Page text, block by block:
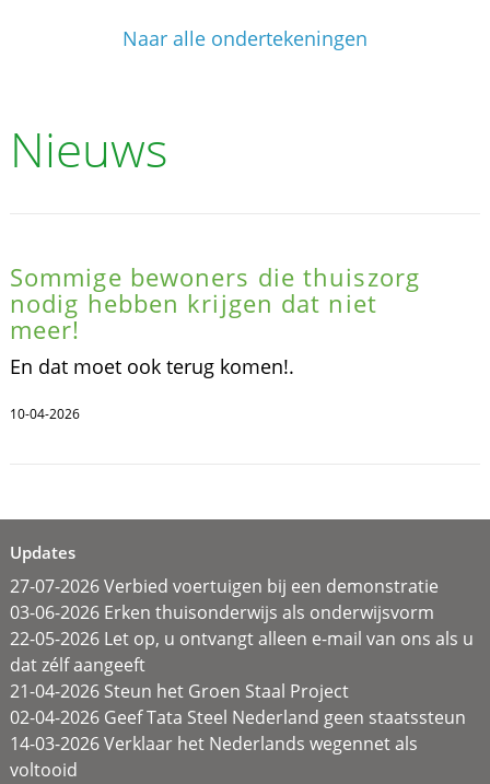
Naar alle ondertekeningen
Nieuws
Sommige bewoners die thuiszorg
nodig hebben krijgen dat niet
meer!
En dat moet ook terug komen!.
10-04-2026
Updates
27-07-2026 Verbied voertuigen bij een demonstratie
03-06-2026 Erken thuisonderwijs als onderwijsvorm
22-05-2026 Let op, u ontvangt alleen e-mail van ons als u
dat zélf aangeeft
21-04-2026 Steun het Groen Staal Project
02-04-2026 Geef Tata Steel Nederland geen staatssteun
14-03-2026 Verklaar het Nederlands wegennet als
voltooid